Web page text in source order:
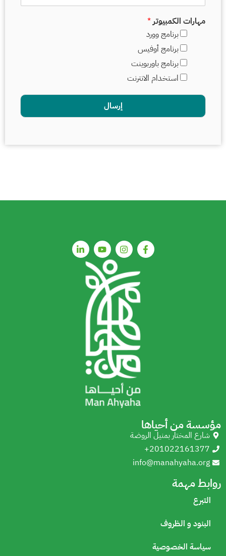
مهارات الكمبيوتر*
برنامج وورد
برنامج أوفيس
برنامج باوربوينت
استخدام الانترنت
إرسال
مؤسسة من أحياها
شارع المختار بمنيل الروضة
+201022161377
info@manahyaha.org
روابط مهمة
التبرع
البنود و الظروف
سياسة الخصوصية